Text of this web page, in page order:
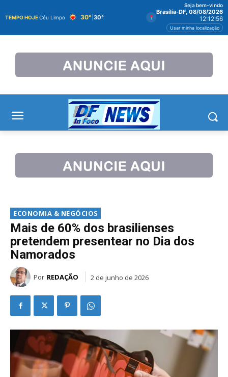
TEMPO HOJECéu Limpo 30° 30°
Seja bem-vindo
Brasília-DF, 08/08/2026
12:12:57
Usar minha localização
ECONOMIA & NEGÓCIOS
Mais de 60% dos brasilienses
pretendem presentear no Dia dos
Namorados
Por REDAÇÃO 2 de junho de 2026